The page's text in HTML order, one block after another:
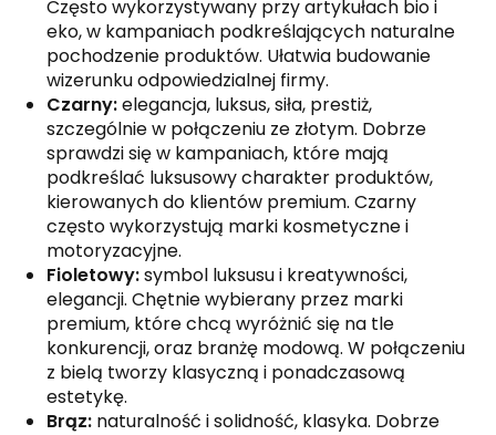
Często wykorzystywany przy artykułach bio i
eko, w kampaniach podkreślających naturalne
pochodzenie produktów. Ułatwia budowanie
wizerunku odpowiedzialnej firmy.
Czarny:elegancja, luksus, siła, prestiż,
szczególnie w połączeniu ze złotym. Dobrze
sprawdzi się w kampaniach, które mają
podkreślać luksusowy charakter produktów,
kierowanych do klientów premium. Czarny
często wykorzystują marki kosmetyczne i
motoryzacyjne.
Fioletowy:symbol luksusu i kreatywności,
elegancji. Chętnie wybierany przez marki
premium, które chcą wyróżnić się na tle
konkurencji, oraz branżę modową. W połączeniu
z bielą tworzy klasyczną i ponadczasową
estetykę.
Brąz: naturalność i solidność, klasyka. Dobrze